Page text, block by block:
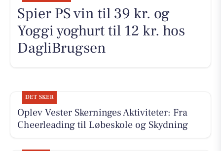
Spier PS vin til 39 kr. og
Yoggi yoghurt til 12 kr. hos
DagliBrugsen
DET SKER
Oplev Vester Skerninges Aktiviteter: Fra
Cheerleading til Løbeskole og Skydning